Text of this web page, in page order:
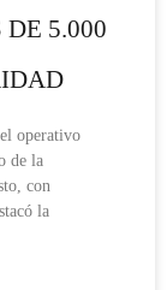
5.000
operativo
de la
con
la